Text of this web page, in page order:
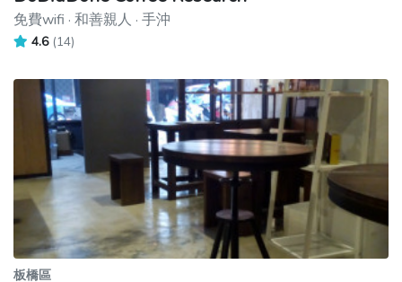
免費wifi · 和善親人 · 手沖
4.6 (14)
板橋區